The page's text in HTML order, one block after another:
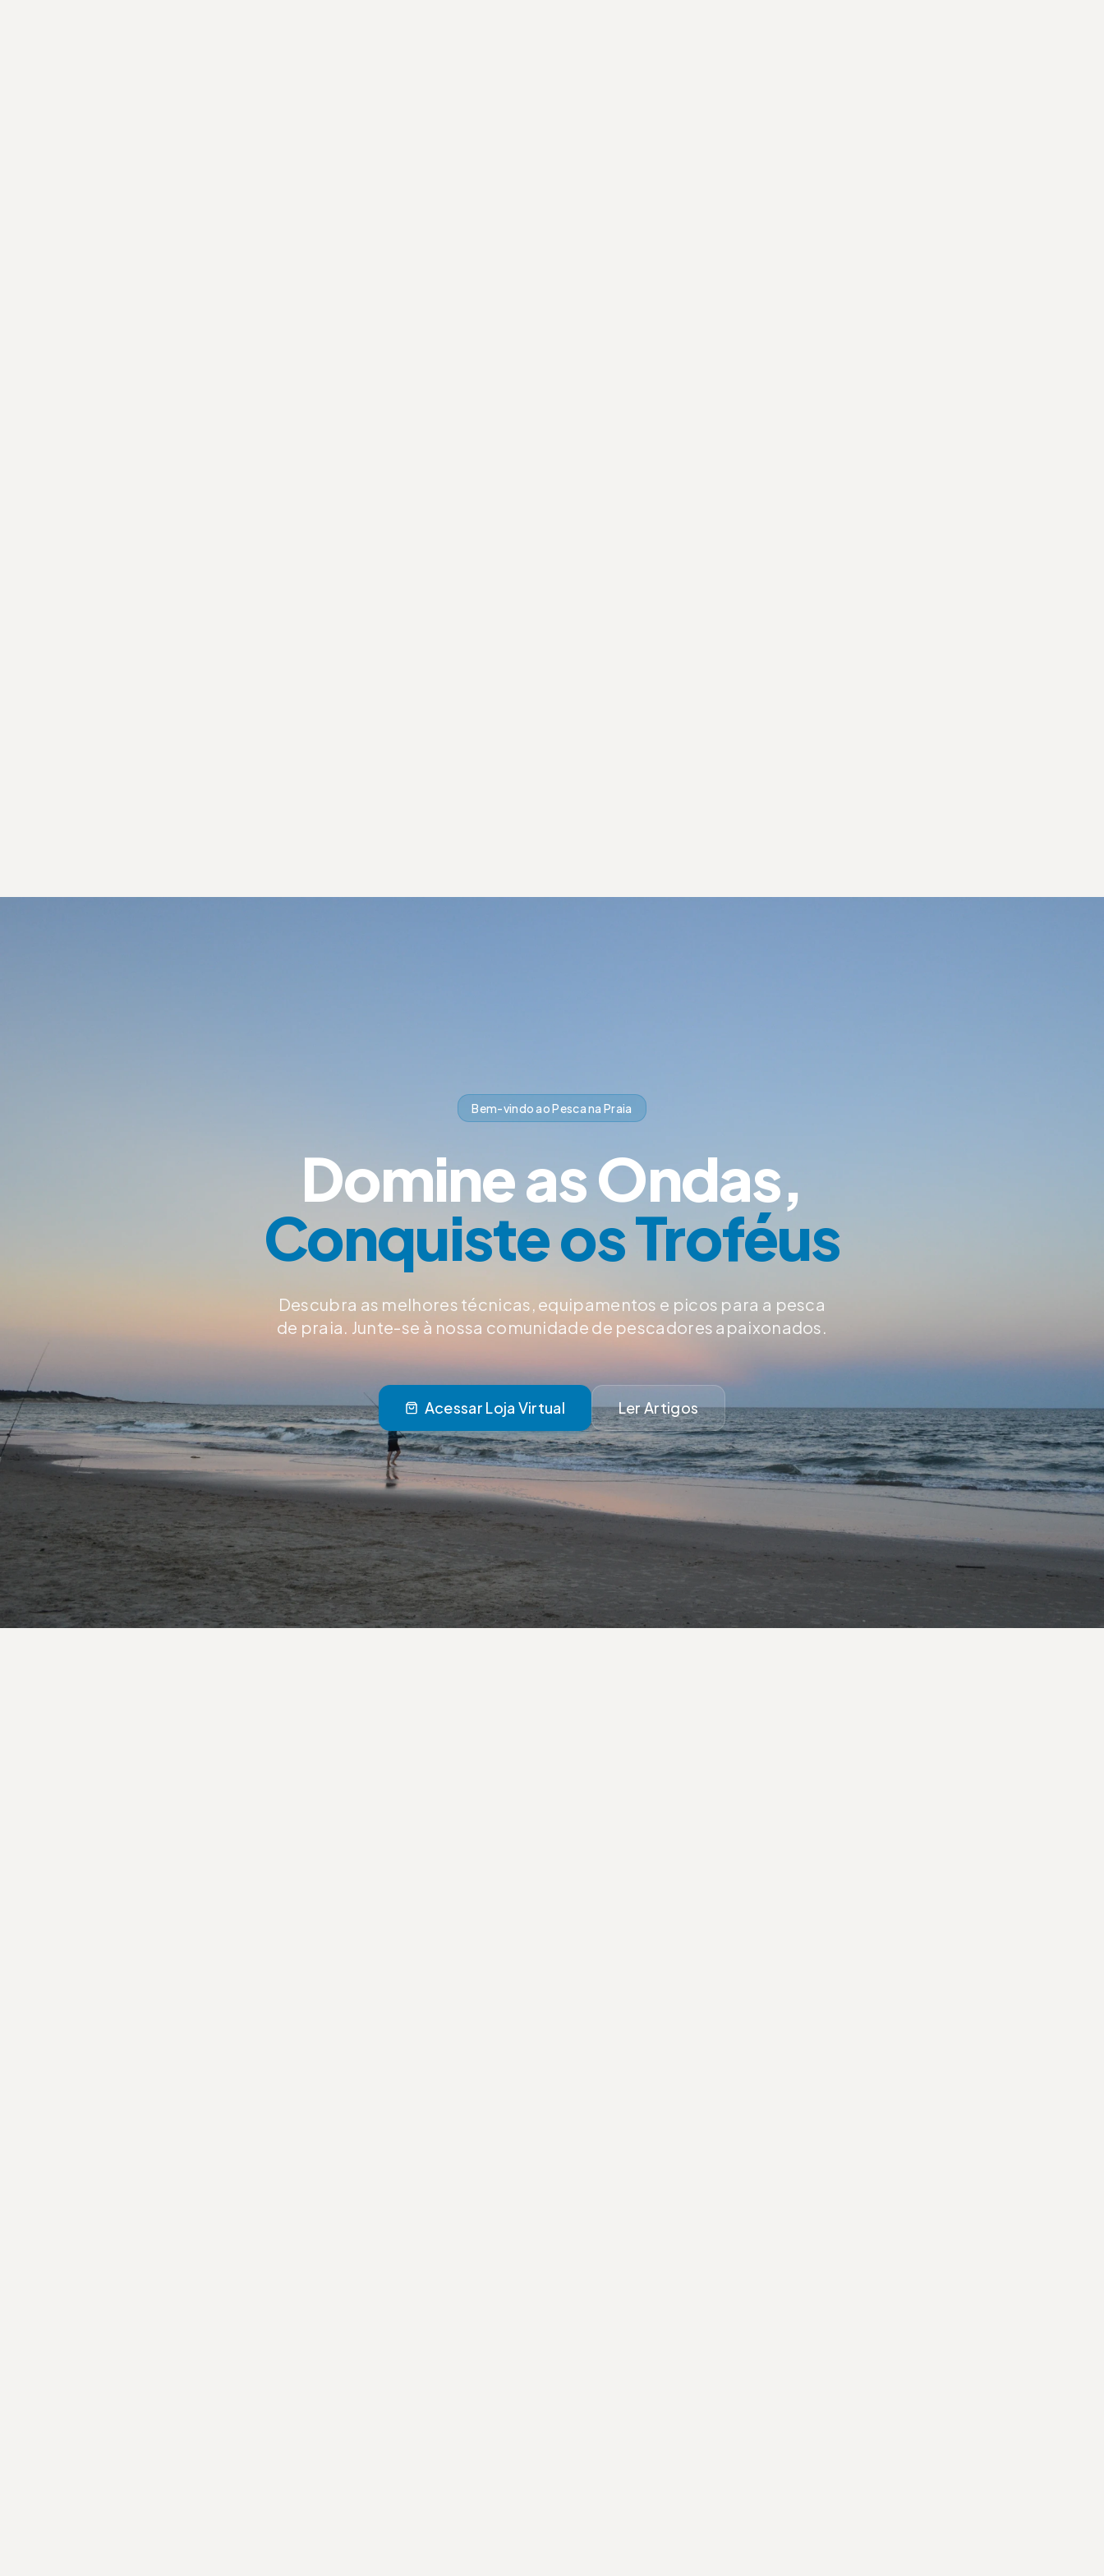
Bem-vindo ao Pesca na Praia
Domine as Ondas,
Conquiste os Troféus
Descubra as melhores técnicas, equipamentos e picos para a pesca
de praia. Junte-se à nossa comunidade de pescadores apaixonados.
Acessar Loja Virtual Ler Artigos